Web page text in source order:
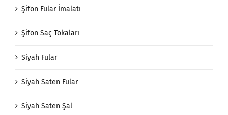
Şifon Fular İmalatı
Şifon Saç Tokaları
Siyah Fular
Siyah Saten Fular
Siyah Saten Şal